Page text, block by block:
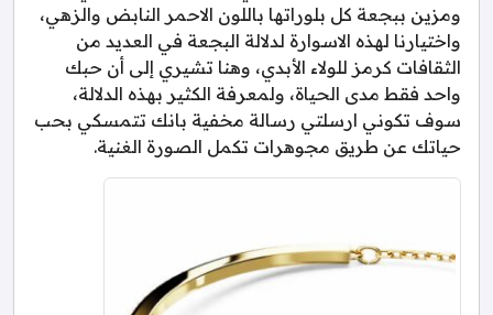
ومزين ببجعة كل بلوراتها باللون الاحمر النابض والزهي،
واختيارنا لهذه الاسوارة لدلالة البجعة في العديد من
الثقافات كرمز للولاء الأبدي، وهنا تشيري إلى أن حبك
واحد فقط مدى الحياة، ولمعرفة الكثير بهذه الدلالة،
سوف تكوني ارسلتي رسالة مخفية بانك تتمسكي بحب
حياتك عن طريق مجوهرات تكمل الصورة الغنية.